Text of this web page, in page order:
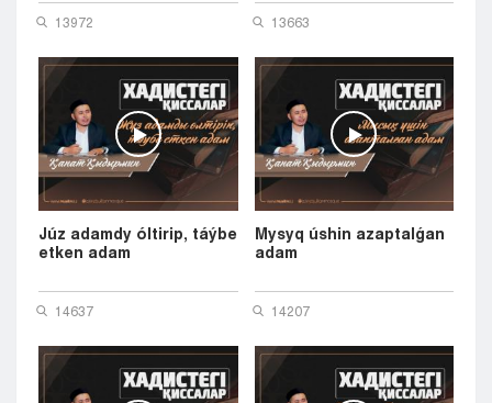
13972 13663
Júz adamdy óltirip, táýbe
etken adam
14637
Mysyq úshin azaptalǵan
adam
14207